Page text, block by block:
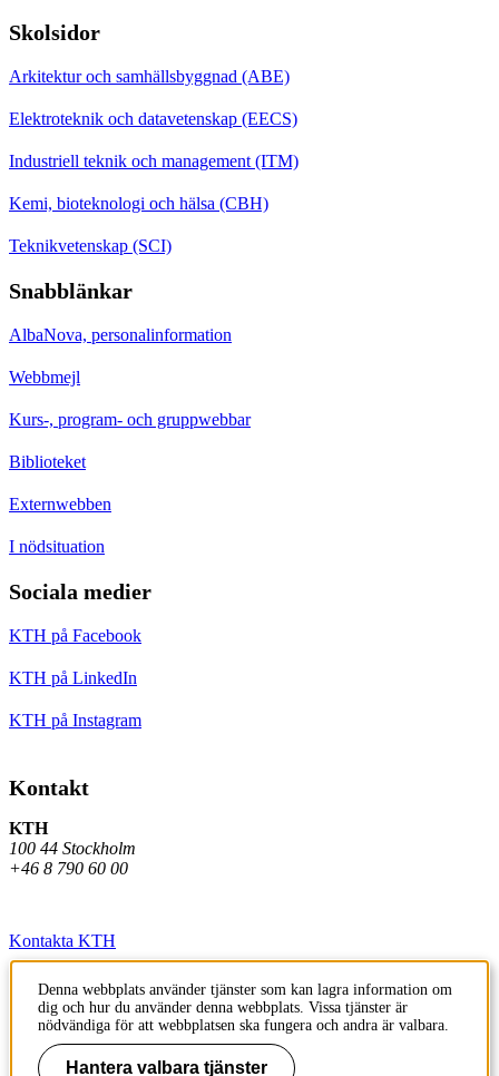
Skolsidor
Arkitektur och samhällsbyggnad (ABE)
Elektroteknik och datavetenskap (EECS)
Industriell teknik och management (ITM)
Kemi, bioteknologi och hälsa (CBH)
Teknikvetenskap (SCI)
Snabblänkar
AlbaNova, personalinformation
Webbmejl
Kurs-, program- och gruppwebbar
Biblioteket
Externwebben
I nödsituation
Sociala medier
KTH på Facebook
KTH på LinkedIn
KTH på Instagram
Kontakt
KTH
100 44 Stockholm
+46 8 790 60 00
Kontakta KTH
Jobba på KTH
Press och media
Faktura och betalning KTH
Denna webbplats använder tjänster som kan lagra information om
dig och hur du använder denna webbplats. Vissa tjänster är
nödvändiga för att webbplatsen ska fungera och andra är valbara.
Hantera valbara tjänster